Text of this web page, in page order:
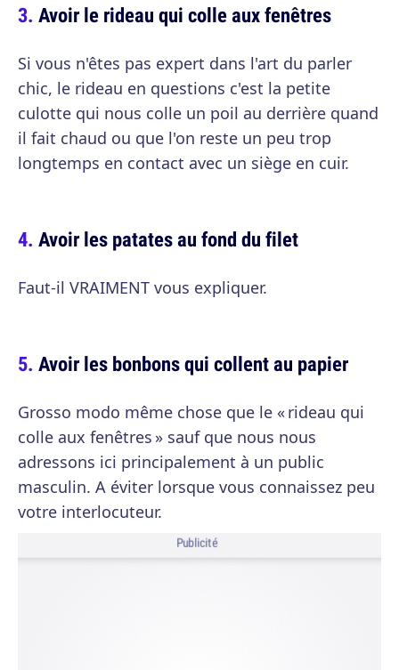
Avoir le rideau qui colle aux fenêtres
Si vous n'êtes pas expert dans l'art du parler
chic, le rideau en questions c'est la petite
culotte qui nous colle un poil au derrière quand
il fait chaud ou que l'on reste un peu trop
longtemps en contact avec un siège en cuir.
Avoir les patates au fond du filet
Faut-il VRAIMENT vous expliquer.
Avoir les bonbons qui collent au papier
Grosso modo même chose que le « rideau qui
colle aux fenêtres » sauf que nous nous
adressons ici principalement à un public
masculin. A éviter lorsque vous connaissez peu
votre interlocuteur.
Publicité